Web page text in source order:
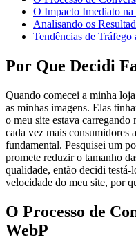
O Impacto Imediato
Analisando os
Tendências de
Por Que Decidi
Quando comecei a minha
as minhas imagens. Elas
o meu site estava
cada vez mais consumidores
fundamental. Pesquisei um
promete reduzir o tamanho
qualidade, então decidi
velocidade do meu site, por
O Processo de
WebP